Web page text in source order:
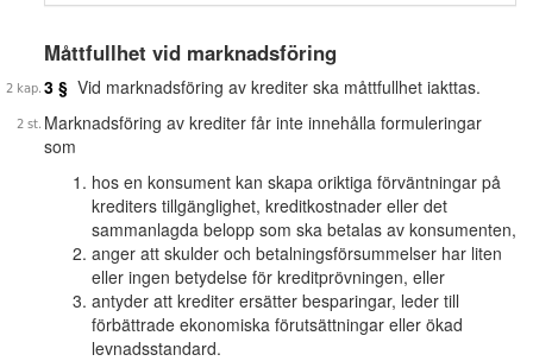
Måttfullhet vid marknadsföring
3 § Vid marknadsföring av krediter ska måttfullhet iakttas.
Marknadsföring av krediter får inte innehålla formuleringar
som
hos en konsument kan skapa oriktiga förväntningar på
krediters tillgänglighet, kreditkostnader eller det
sammanlagda belopp som ska betalas av konsumenten,
anger att skulder och betalningsförsummelser har liten
eller ingen betydelse för kreditprövningen, eller
antyder att krediter ersätter besparingar, leder till
förbättrade ekonomiska förutsättningar eller ökad
levnadsstandard.